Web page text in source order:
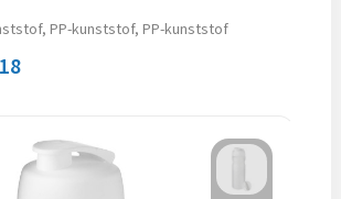
PP-kunststof, PP-kunststof